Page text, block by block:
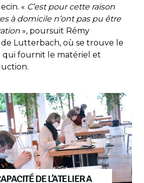
« C’est pour cette raison
à domicile n’ont pas pu être
», poursuit Rémy
Lutterbach, où se trouve le
fournit le matériel et
DE L’ATELIER A